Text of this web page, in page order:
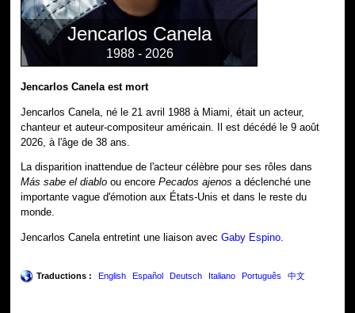
Jencarlos Canela
1988 - 2026
Jencarlos Canela est mort
Jencarlos Canela, né le 21 avril 1988 à Miami, était un acteur,
chanteur et auteur-compositeur américain. Il est décédé le 9 août
2026, à l'âge de 38 ans.
La disparition inattendue de l'acteur célèbre pour ses rôles dans
Más sabe el diablo ou encorePecados ajenos a déclenché une
importante vague d'émotion aux États-Unis et dans le reste du
monde.
Jencarlos Canela entretint une liaison avecGaby Espino.
Traductions : English Español Deutsch Italiano Português 中文